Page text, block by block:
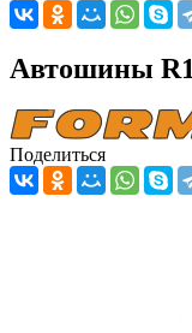
Автошины
Поделиться